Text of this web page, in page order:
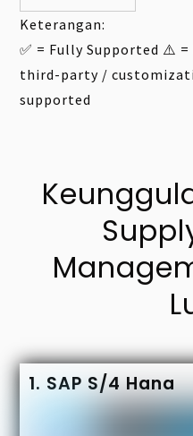
Keterangan:
✅ = Fully Supported ⚠️
third-party /
supported
1. SAP S/4 Hana